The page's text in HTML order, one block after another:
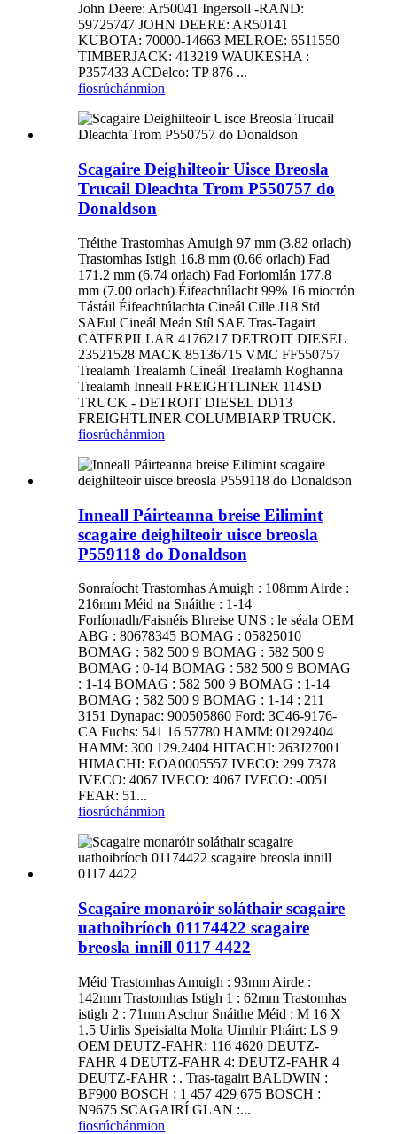
John Deere: Ar50041 Ingersoll -RAND:
59725747 JOHN DEERE: AR50141
KUBOTA: 70000-14663 MELROE: 6511550
TIMBERJACK: 413219 WAUKESHA :
P357433 ACDelco: TP 876 ...
fiosrúchánmion
Scagaire Deighilteoir Uisce Breosla
Trucail Dleachta Trom P550757 do
Donaldson
Tréithe Trastomhas Amuigh 97 mm (3.82 orlach)
Trastomhas Istigh 16.8 mm (0.66 orlach) Fad
171.2 mm (6.74 orlach) Fad Foriomlán 177.8
mm (7.00 orlach) Éifeachtúlacht 99% 16 miocrón
Tástáil Éifeachtúlachta Cineál Cille J18 Std
SAEul Cineál Meán Stíl SAE Tras-Tagairt
CATERPILLAR 4176217 DETROIT DIESEL
23521528 MACK 85136715 VMC FF550757
Trealamh Trealamh Cineál Trealamh Roghanna
Trealamh Inneall FREIGHTLINER 114SD
TRUCK - DETROIT DIESEL DD13
FREIGHTLINER COLUMBIARP TRUCK.
fiosrúchánmion
Inneall Páirteanna breise Eilimint
scagaire deighilteoir uisce breosla
P559118 do Donaldson
Sonraíocht Trastomhas Amuigh : 108mm Airde :
216mm Méid na Snáithe : 1-14
Forlíonadh/Faisnéis Bhreise UNS : le séala OEM
ABG : 80678345 BOMAG : 05825010
BOMAG : 582 500 9 BOMAG : 582 500 9
BOMAG : 0-14 BOMAG : 582 500 9 BOMAG
: 1-14 BOMAG : 582 500 9 BOMAG : 1-14
BOMAG : 582 500 9 BOMAG : 1-14 : 211
3151 Dynapac: 900505860 Ford: 3C46-9176-
CA Fuchs: 541 16 57780 HAMM: 01292404
HAMM: 300 129.2404 HITACHI: 263J27001
HIMACHI: EOA0005557 IVECO: 299 7378
IVECO: 4067 IVECO: 4067 IVECO: -0051
FEAR: 51...
fiosrúchánmion
Scagaire monaróir soláthair scagaire
uathoibríoch 01174422 scagaire
breosla innill 0117 4422
Méid Trastomhas Amuigh : 93mm Airde :
142mm Trastomhas Istigh 1 : 62mm Trastomhas
istigh 2 : 71mm Aschur Snáithe Méid : M 16 X
1.5 Uirlis Speisialta Molta Uimhir Pháirt: LS 9
OEM DEUTZ-FAHR: 116 4620 DEUTZ-
FAHR 4 DEUTZ-FAHR 4: DEUTZ-FAHR 4
DEUTZ-FAHR : . Tras-tagairt BALDWIN :
BF900 BOSCH : 1 457 429 675 BOSCH :
N9675 SCAGAIRÍ GLAN :...
fiosrúchánmion